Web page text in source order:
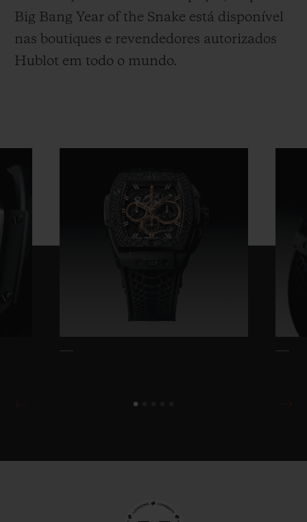
Big Bang Year of the Snake está disponível
nas boutiques e revendedores autorizados
Hublot em todo o mundo.